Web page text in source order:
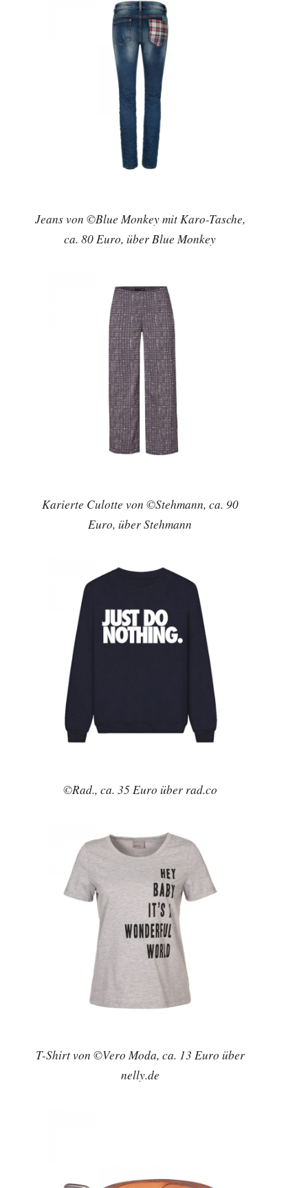
Jeans von ©Blue Monkey mit Karo-Tasche,
ca. 80 Euro, über Blue Monkey
Karierte Culotte von ©Stehmann, ca. 90
Euro, über Stehmann
©Rad., ca. 35 Euro über rad.co
T-Shirt von ©Vero Moda, ca. 13 Euro über
nelly.de